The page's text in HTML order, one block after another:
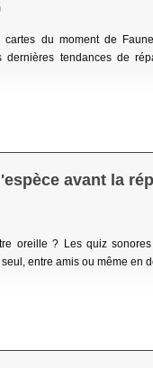
du moment de
tendances de
avant la
oreille ? Les quiz
entre amis ou même en